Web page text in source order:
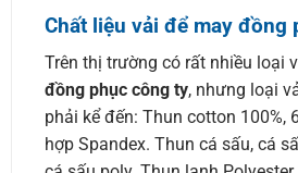
Chất liệu vải để may đồng
Trên thị trường có rất nhiều loại
đồng phục công ty, nhưng loại
phải kể đến: Thun cotton 100%,
hợp Spandex. Thun cá sấu, cá